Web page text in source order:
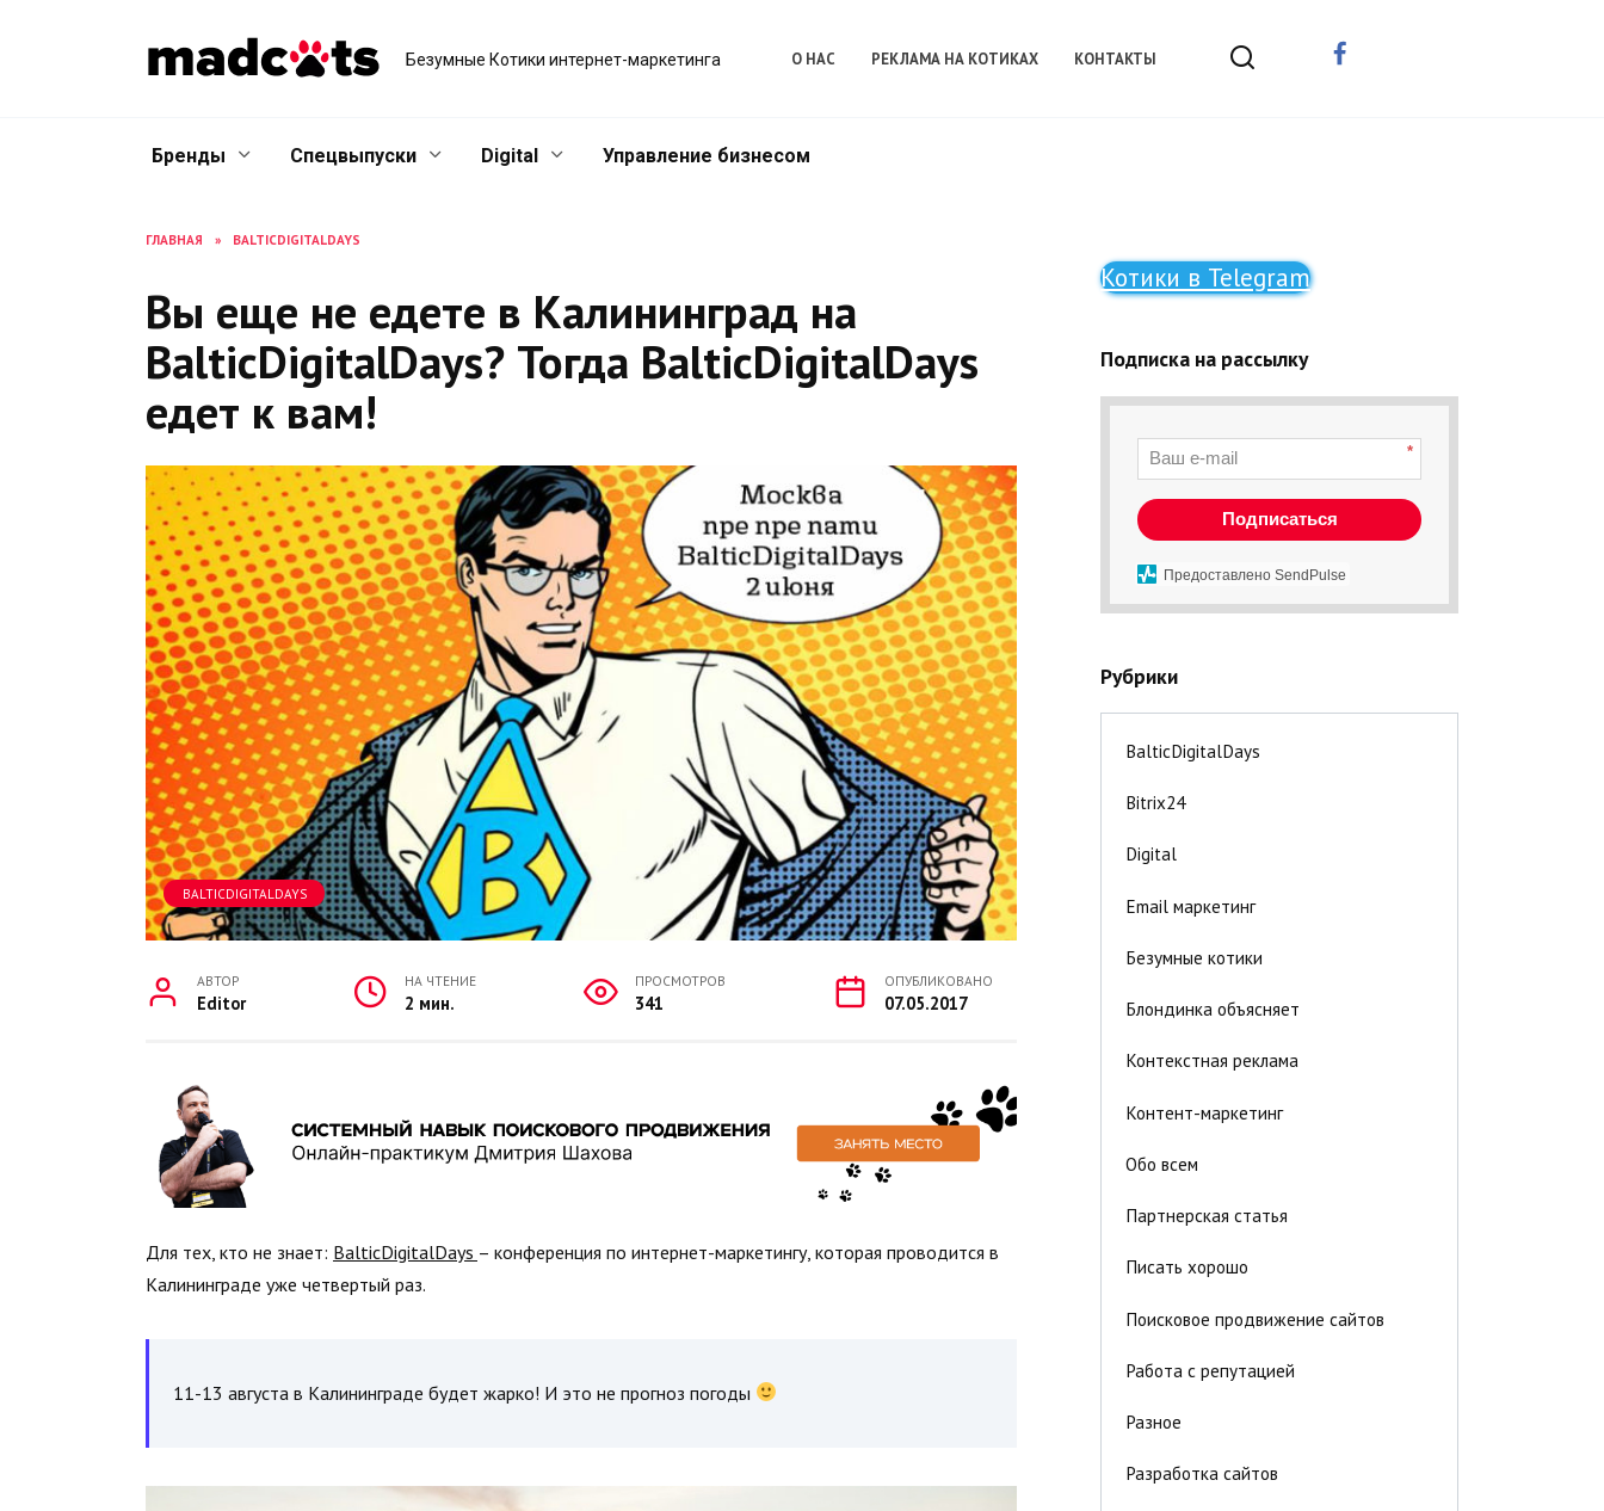
Безумные Котики интернет-маркетинга О НАС РЕКЛАМА НА КОТИКАХ КОНТАКТЫ
Бренды Спецвыпуски Digital Управление бизнесом
ГЛАВНАЯ » BALTICDIGITALDAYS
Вы еще не едете в Калининград на
BalticDigitalDays? Тогда BalticDigitalDays
едет к вам!
BALTICDIGITALDAYS
АВТОР
Editor
НА ЧТЕНИЕ
2 мин.
ПРОСМОТРОВ
341
ОПУБЛИКОВАНО
07.05.2017
Для тех, кто не знает: BalticDigitalDays – конференция по интернет-маркетингу, которая проводится в
Калининграде уже четвертый раз.
11-13 августа в Калининграде будет жарко! И это не прогноз погоды
Котики в Telegram
Подписка на рассылку
*
Подписаться
Предоставлено SendPulse
Рубрики
BalticDigitalDays
Bitrix24
Digital
Email маркетинг
Безумные котики
Блондинка объясняет
Контекстная реклама
Контент-маркетинг
Обо всем
Партнерская статья
Писать хорошо
Поисковое продвижение сайтов
Работа с репутацией
Разное
Разработка сайтов